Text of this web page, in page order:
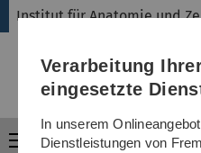
Institut für Anatomie und
Menü
Verarbeitung
eingesetzte
In unserem
Dienstleistungen von